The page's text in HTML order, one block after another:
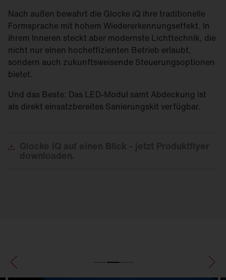
Nach außen bewahrt die Glocke iQ ihre traditionelle
Formsprache mit hohem Wiedererkennungseffekt. In
ihrem Inneren steckt aber modernste Lichttechnik, die
nicht nur einen hocheffizienten Betrieb erlaubt,
sondern auch zukunftsweisende Steuerungsoptionen
bietet.
Und das Beste: Das LED-Modul samt Abdeckung ist
als direkt einsatzbereites Sanierungskit verfügbar.